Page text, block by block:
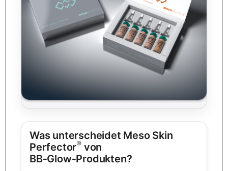
Was unterscheidet Meso Skin
Perfector® von
BB‑Glow‑Produkten?